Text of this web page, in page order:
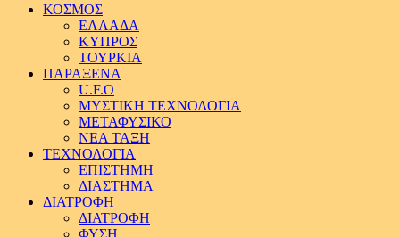
ΚΟΣΜΟΣ
ΕΛΛΑΔΑ
ΚΥΠΡΟΣ
ΤΟΥΡΚΙΑ
ΠΑΡΑΞΕΝΑ
U.F.O
ΜΥΣΤΙΚΗ ΤΕΧΝΟΛΟΓΙΑ
ΜΕΤΑΦΥΣΙΚΟ
ΝΕΑ ΤΑΞΗ
ΤΕΧΝΟΛΟΓΙΑ
ΕΠΙΣΤΗΜΗ
ΔΙΑΣΤΗΜΑ
ΔΙΑΤΡΟΦΗ
ΔΙΑΤΡΟΦΗ
ΦΥΣΗ